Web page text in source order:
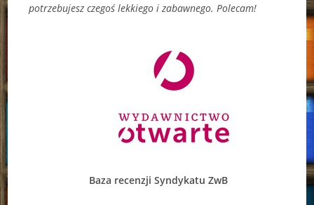
potrzebujesz czegoś lekkiego i zabawnego. Polecam!
Baza recenzji Syndykatu ZwB